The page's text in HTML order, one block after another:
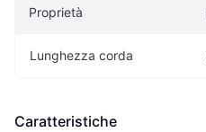
Proprietà
Lunghezza corda
Caratteristiche